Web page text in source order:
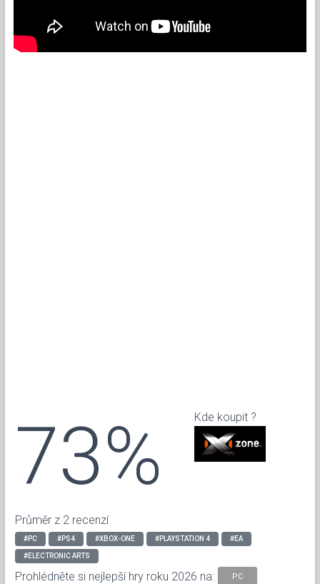
73%
Průměr z 2 recenzí
Kde koupit ?
#PC #PS4 #XBOX-ONE #PLAYSTATION 4 #EA
#ELECTRONIC ARTS
Prohlédněte si nejlepší hry roku 2026 na: PC